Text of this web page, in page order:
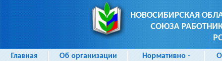
НОВОСИБИРСКАЯ
СОЮЗА
Главная Об организации
Нормативно -